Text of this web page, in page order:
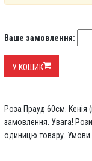
Ваше замовлення:
У КОШИК
Роза Прауд 60см. Кенія
замовлення. Увага!
одиницю товару. Умови